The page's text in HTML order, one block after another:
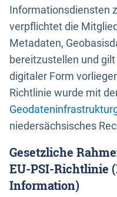
Informationsdiensten
verpflichtet die
Metadaten,
bereitzustellen und
digitaler Form
Richtlinie wurde mit
niedersächsisches
Gesetzliche
EU-PSI-Richtlinie
Information)